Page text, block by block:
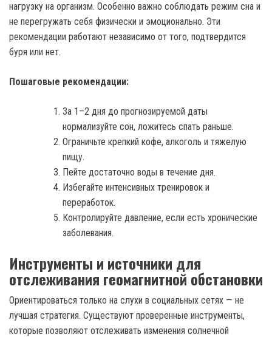
нагрузку на организм. Особенно важно соблюдать режим сна и
не перегружать себя физически и эмоционально. Эти
рекомендации работают независимо от того, подтвердится
буря или нет.
Пошаговые рекомендации:
За 1–2 дня до прогнозируемой даты
нормализуйте сон, ложитесь спать раньше.
Ограничьте крепкий кофе, алкоголь и тяжелую
пищу.
Пейте достаточно воды в течение дня.
Избегайте интенсивных тренировок и
переработок.
Контролируйте давление, если есть хронические
заболевания.
Инструменты и источники для
отслеживания геомагнитной обстановки
Ориентироваться только на слухи в социальных сетях — не
лучшая стратегия. Существуют проверенные инструменты,
которые позволяют отслеживать изменения солнечной